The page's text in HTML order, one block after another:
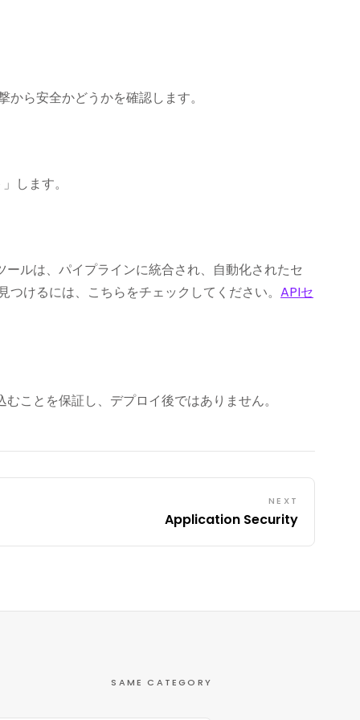
ら安全かどうかを確認します。
します。
ルは、パイプラインに統合され、自動化されたセ
けるには、こちらをチェックしてください。 APIセ
ことを保証し、デプロイ後ではありません。
NEXT
Application Security
SAME CATEGORY